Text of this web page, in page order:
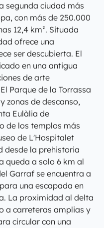
segunda ciudad más
con más de 250.000
12,4 km². Situada
ofrece una
ser descubierta. El
en una antigua
de arte
Parque de la Torrassa
zonas de descanso,
Eulàlia de
de los templos más
de L'Hospitalet
desde la prehistoria
queda a solo 6 km al
Garraf se encuentra a
una escapada en
La proximidad al delta
a carreteras amplias y
circular con una